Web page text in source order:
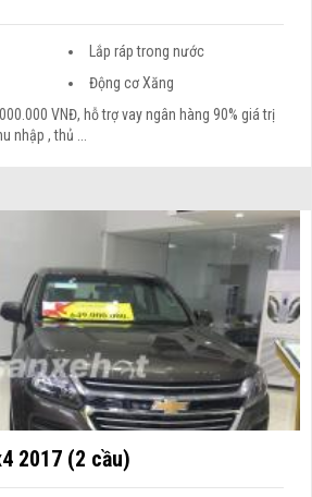
Lắp ráp trong nước
Động cơ Xăng
VNĐ, hỗ trợ vay ngân hàng 90% giá trị
nhập , thủ ...
2017 (2 cầu)